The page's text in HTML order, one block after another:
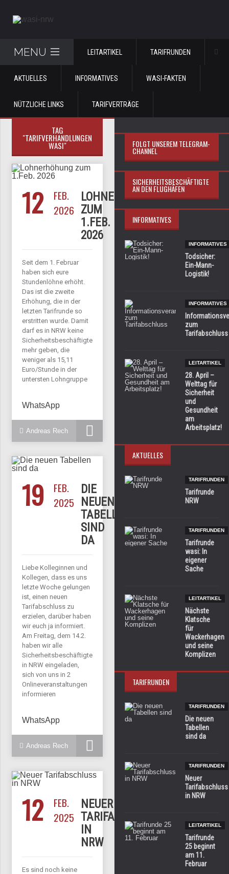
MENU LEITARTIKEL TARIFRUNDEN
AKTUELLES INFORMATIVES WASI-FAKTEN
NÜTZLICHE LINKS TARIFVERTRÄGE
TAG
"TARIFVERHANDLUNGEN
WASI"
12
FEB.
2026
LOHNERHÖHUNG
ZUM
1.FEB.
2026
Seit dem 1. Februar
haben sich eure
Stundenlöhne erhöht.
Das ist die zweite
Erhöhung, die in der
letzten Tarifrunde so
erstritten wurde. Damit
darf es in NRW keine
Sicherheitsbeschäftigten
mehr geben, die
weniger als 15,11
Euro/Stunde in der
untersten Lohngruppe
WhatsApp
Andreas Rech
19
FEB.
2025
DIE
NEUEN
TABELLEN
SIND
DA
Liebe Kolleginnen und
Kollegen, dass es uns
letzte Woche gelungen
ist, einen neuen
Tarifabschluss zu
erzielen, darüber haben
wir euch ja informiert.
Am Freitag, dem 14.2.
haben wir alle
Sicherheitsbeschäftigten
in NRW eingeladen,
sich von uns in 2
Onlineveranstaltungen
informieren
WhatsApp
Andreas Rech
12
FEB.
2025
NEUER
TARIFABSCHLUSS
IN
NRW
Es sind noch keine
FOLGT UNSEREM TELEGRAM-
CHANNEL
SICHERHEITSBESCHÄFTIGTE
AN DEN FLUGHÄFEN
INFORMATIVES
INFORMATIVES
Todsicher:
Ein-Mann-
Logistik!
INFORMATIVES
zum
Tarifabschluss
LEITARTIKEL
28. April –
Welttag für
Sicherheit
und
Gesundheit
am
Arbeitsplatz!
AKTUELLES
TARIFRUNDEN
Tarifrunde
NRW
TARIFRUNDEN
Tarifrunde
wasi: In
eigener
Sache
LEITARTIKEL
Nächste
Klatsche
für
Wackerhagen
und seine
Komplizen
TARIFRUNDEN
TARIFRUNDEN
Die neuen
Tabellen
sind da
TARIFRUNDEN
Neuer
Tarifabschluss
in NRW
LEITARTIKEL
Tarifrunde
25 beginnt
am 11.
Februar